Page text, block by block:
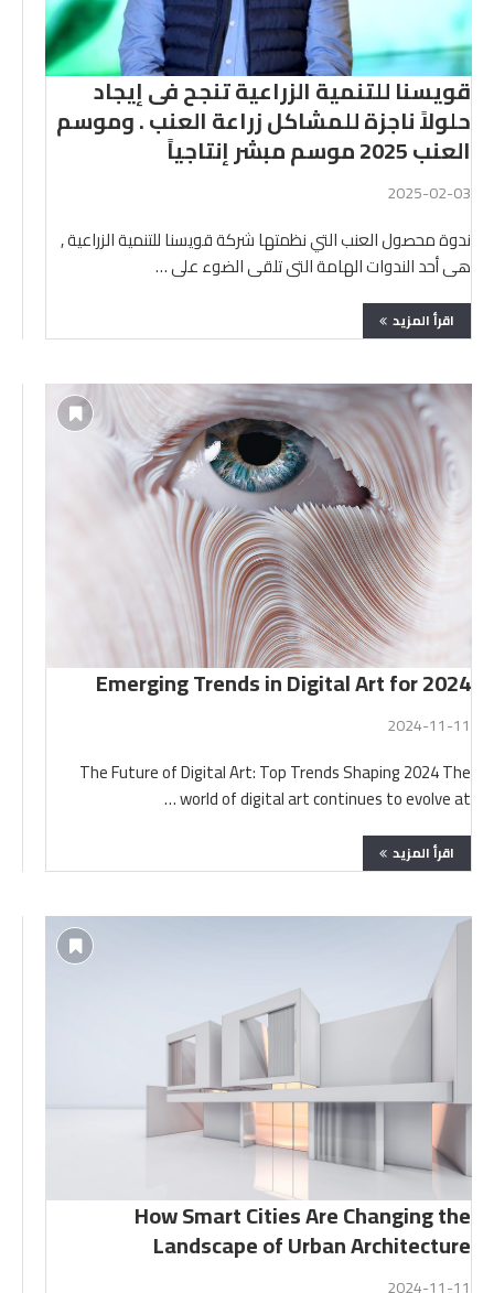
قويسنا للتنمية الزراعية تنجح فى إيجاد
حلولاً ناجزة للمشاكل زراعة العنب . وموسم
العنب 2025 موسم مبشر إنتاجياً
2025-02-03
ندوة محصول العنب التي نظمتها شركة قويسنا للتنمية الزراعية ,
هى أحد الندوات الهامة التى تلقى الضوء على …
اقرأ المزيد
Emerging Trends in Digital Art for 2024
2024-11-11
The Future of Digital Art: Top Trends Shaping 2024 The
world of digital art continues to evolve at …
اقرأ المزيد
How Smart Cities Are Changing the
Landscape of Urban Architecture